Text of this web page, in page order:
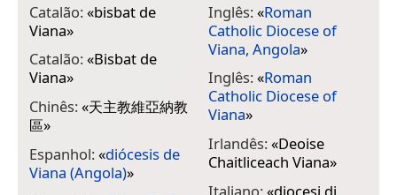
Catalão:«bisbat de
Viana»
Catalão:«Bisbat de
Viana»
Chinês:«天主教維亞納教
區»
Espanhol:«diócesis de
Viana (Angola)»
Inglês:«Roman
Catholic Diocese of
Viana, Angola»
Inglês:«Roman
Catholic Diocese of
Viana»
Irlandês:«Deoise
Chaitliceach Viana»
Italiano:«diocesi di